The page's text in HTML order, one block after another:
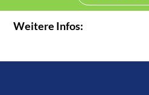
Weitere Infos: